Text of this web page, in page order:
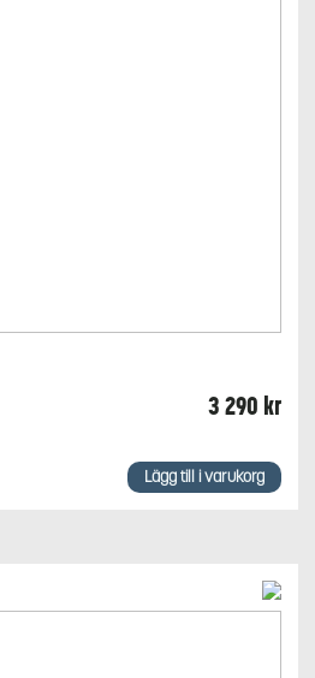
3 290 kr
Lägg till i varukorg